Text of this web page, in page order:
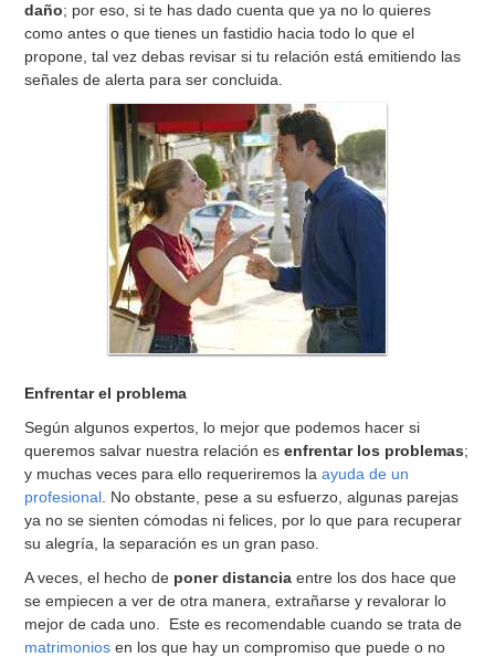
daño; por eso, si te has dado cuenta que ya no lo quieres
como antes o que tienes un fastidio hacia todo lo que el
propone, tal vez debas revisar si tu relación está emitiendo las
señales de alerta para ser concluida.
Enfrentar el problema
Según algunos expertos, lo mejor que podemos hacer si
queremos salvar nuestra relación esenfrentar los problemas;
y muchas veces para ello requeriremos laayuda de un
profesional . No obstante, pese a su esfuerzo, algunas parejas
ya no se sienten cómodas ni felices, por lo que para recuperar
su alegría, la separación es un gran paso.
A veces, el hecho de poner distancia entre los dos hace que
se empiecen a ver de otra manera, extrañarse y revalorar lo
mejor de cada uno. Este es recomendable cuando se trata de
matrimonios en los que hay un compromiso que puede o no